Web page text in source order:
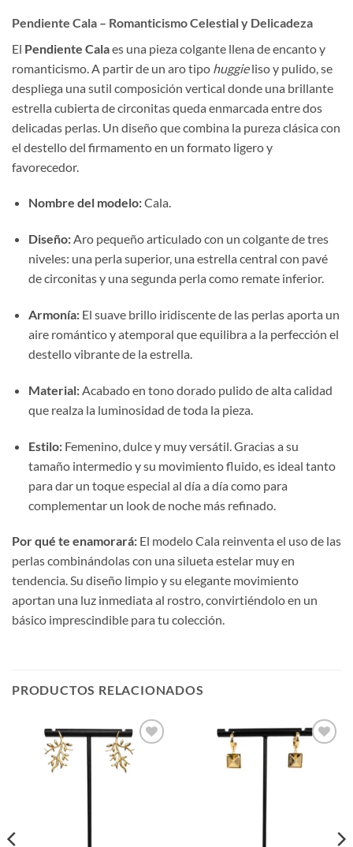
Pendiente Cala – Romanticismo Celestial y Delicadeza
El Pendiente Calaes una pieza colgante llena de encanto y
romanticismo. A partir de un aro tipo huggieliso y pulido, se
despliega una sutil composición vertical donde una brillante
estrella cubierta de circonitas queda enmarcada entre dos
delicadas perlas. Un diseño que combina la pureza clásica con
el destello del firmamento en un formato ligero y
favorecedor.
Nombre del modelo:Cala.
Diseño:Aro pequeño articulado con un colgante de tres
niveles: una perla superior, una estrella central con pavé
de circonitas y una segunda perla como remate inferior.
Armonía:El suave brillo iridiscente de las perlas aporta un
aire romántico y atemporal que equilibra a la perfección el
destello vibrante de la estrella.
Material:Acabado en tono dorado pulido de alta calidad
que realza la luminosidad de toda la pieza.
Estilo:Femenino, dulce y muy versátil. Gracias a su
tamaño intermedio y su movimiento fluido, es ideal tanto
para dar un toque especial al día a día como para
complementar un look de noche más refinado.
Por qué te enamorará: El modelo Cala reinventa el uso de las
perlas combinándolas con una silueta estelar muy en
tendencia. Su diseño limpio y su elegante movimiento
aportan una luz inmediata al rostro, convirtiéndolo en un
básico imprescindible para tu colección.
PRODUCTOS RELACIONADOS
Añadir